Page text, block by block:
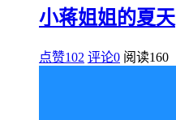
小蒋姐姐的夏天
点赞102 评论0 阅读160